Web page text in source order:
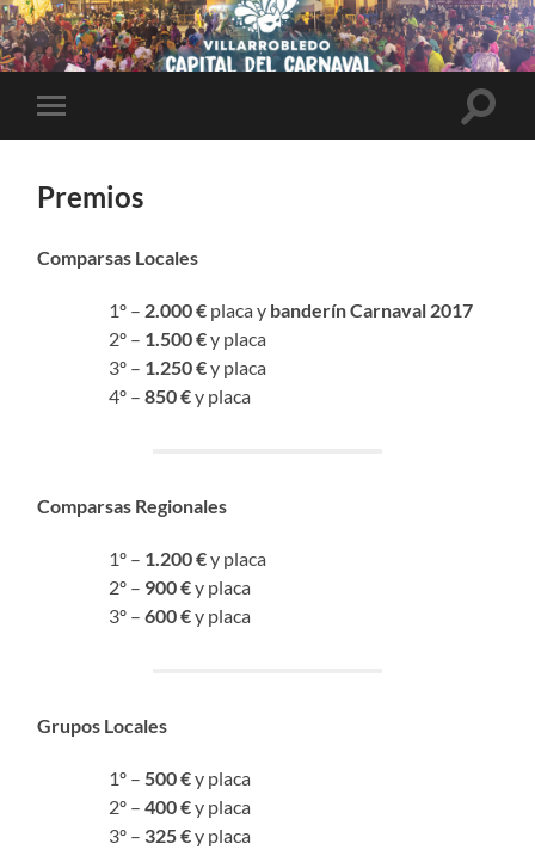
el
Premios
Comparsas Locales
1º – 2.000 € placa y banderín Carnaval 2017
2º – 1.500 €y placa
3º – 1.250 €y placa
4º –850 €y placa
Comparsas Regionales
1º – 1.200 €y placa
2º – 900 €y placa
3º –600 €y placa
Grupos Locales
1º – 500 €y placa
2º –400 €y placa
3º – 325 €y placa